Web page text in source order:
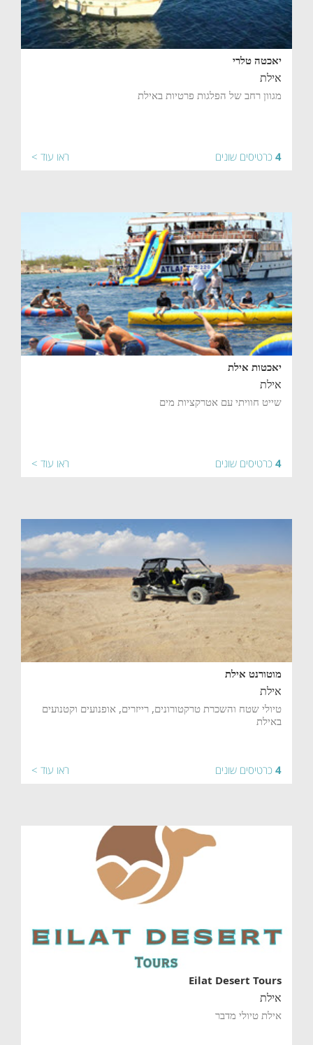
יאכטה טלרי
אילת
מגוון רחב של הפלגות פרטיות באילת
4 כרטיסים שונים ראו עוד >
יאכטות אילת
אילת
שייט חוויתי עם אטרקציות מים
4 כרטיסים שונים ראו עוד >
מוטורנט אילת
אילת
טיולי שטח והשכרת טרקטורונים, רייזרים, אופנועים וקטנועים
באילת
4 כרטיסים שונים ראו עוד >
Eilat Desert Tours
אילת
אילת טיולי מדבר